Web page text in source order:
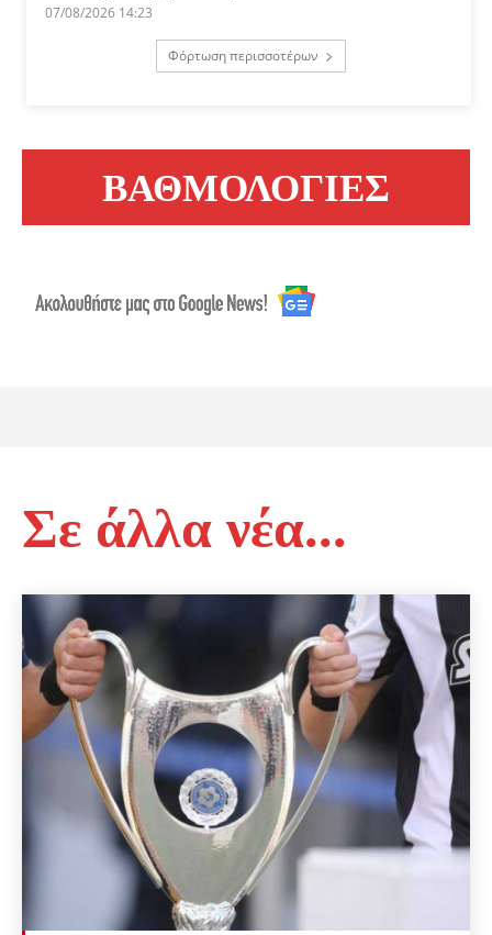
07/08/2026 14:23
Φόρτωση περισσοτέρων
ΒΑΘΜΟΛΟΓΙΕΣ
Σε άλλα νέα...